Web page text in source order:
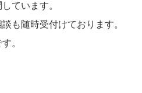
ています。
も随時受付けております。
。